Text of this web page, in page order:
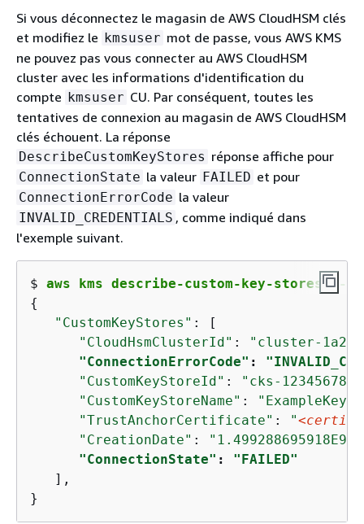
Si vous déconnectez le magasin de AWS CloudHSM clés
et modifiez le kmsuser mot de passe, vous AWS KMS
ne pouvez pas vous connecter au AWS CloudHSM
cluster avec les informations d'identification du
compte kmsuser CU. Par conséquent, toutes les
tentatives de connexion au magasin de AWS CloudHSM
clés échouent. La réponse
DescribeCustomKeyStores réponse affiche pour
ConnectionState la valeur FAILED et pour
ConnectionErrorCode la valeur
INVALID_CREDENTIALS , comme indiqué dans
l'exemple suivant.
$ aws kms describe-custom-key-stores --
{
"CustomKeyStores" : [
"CloudHsmClusterId" :
"cluster-
"ConnectionErrorCode" :
"CustomKeyStoreId" :
"cks-
"CustomKeyStoreName" :
"TrustAnchorCertificate" : "
"CreationDate" : "1.499288695918E9"
"ConnectionState" : "FAILED"
   ],
}